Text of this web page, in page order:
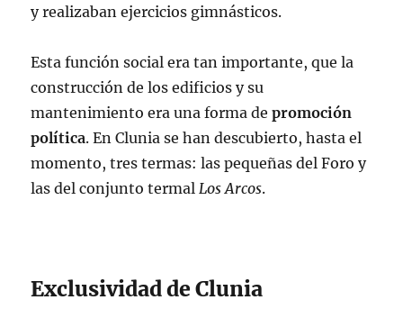
y realizaban ejercicios gimnásticos.
Esta función social era tan importante, que la
construcción de los edificios y su
mantenimiento era una forma depromoción
política. En Clunia se han descubierto, hasta el
momento, tres termas: las pequeñas del Foro y
las del conjunto termalLos Arcos.
Exclusividad de Clunia